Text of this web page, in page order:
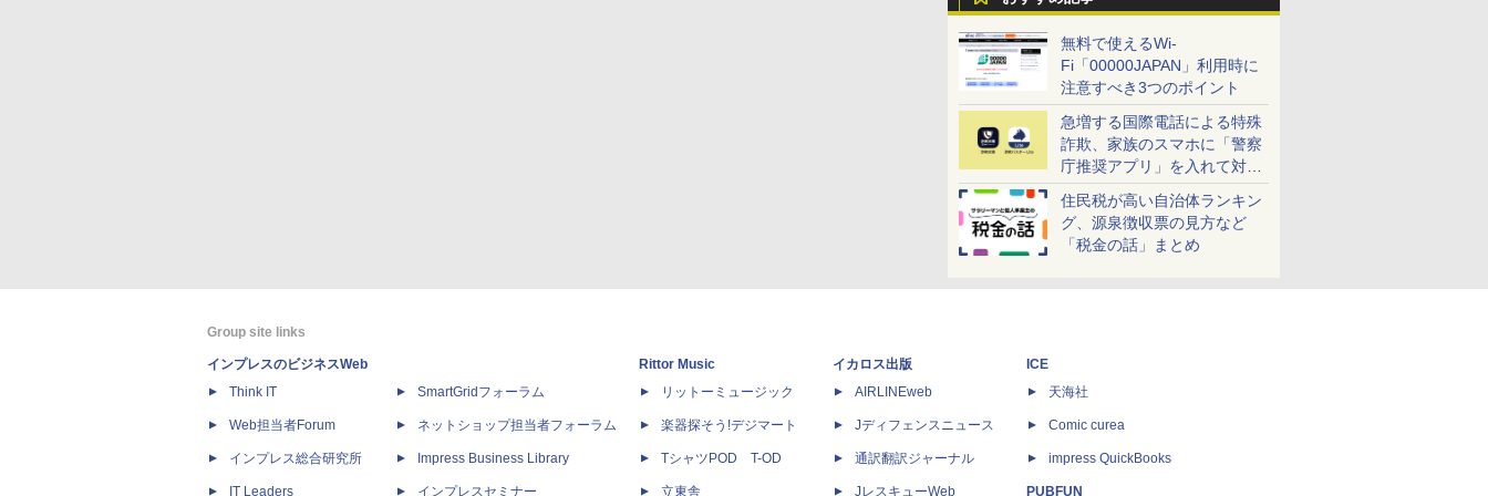
無料で使えるWi-
Fi「00000JAPAN」利用時に
注意すべき3つのポイント
急増する国際電話による特殊
詐欺、家族のスマホに「警察
庁推奨アプリ」を入れて対策
しよう！
住民税が高い自治体ランキン
グ、源泉徴収票の見方など
「税金の話」まとめ
Group site links
インプレスのビジネスWeb
Think IT
Web担当者Forum
インプレス総合研究所
IT Leaders
SmartGridフォーラム
ネットショップ担当者フォーラム
Impress Business Library
インプレスセミナー
Rittor Music
リットーミュージック
楽器探そう!デジマート
TシャツPOD T-OD
立東舎
イカロス出版
AIRLINEweb
Jディフェンスニュース
通訳翻訳ジャーナル
JレスキューWeb
ICE
天海社
Comic curea
impress QuickBooks
PUBFUN